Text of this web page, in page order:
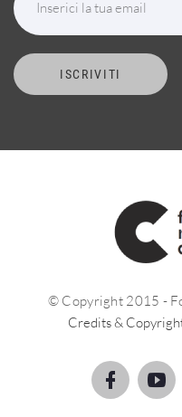
Inserici la tua email
ISCRIVITI
© Copyright 2015 -
Credits &